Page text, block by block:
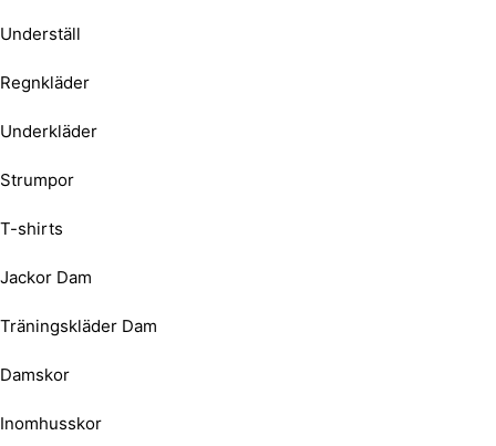
Underställ
Regnkläder
Underkläder
Strumpor
T-shirts
Jackor Dam
Träningskläder Dam
Damskor
Inomhusskor